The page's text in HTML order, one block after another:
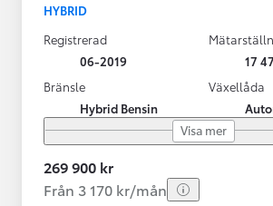
HYBRID
Registrerad
06-2019
17
Bränsle
Hybrid Bensin
Växellåda
Visa mer
269 900 kr
Från 3 170 kr/mån